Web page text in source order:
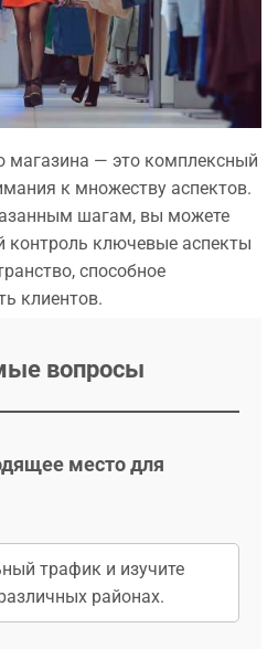
магазина — это комплексный
к множеству аспектов.
шагам, вы можете
контроль ключевые аспекты
способное
клиентов.
вопросы
место для
трафик и изучите
районах.